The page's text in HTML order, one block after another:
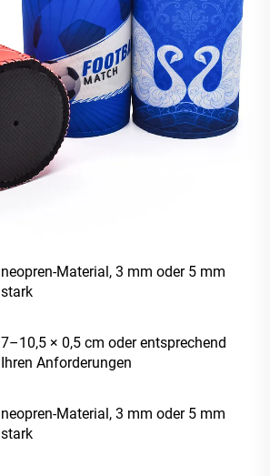
neopren-Material, 3 mm oder 5 mm
stark
7–10,5 × 0,5 cm oder entsprechend
Ihren Anforderungen
neopren-Material, 3 mm oder 5 mm
stark